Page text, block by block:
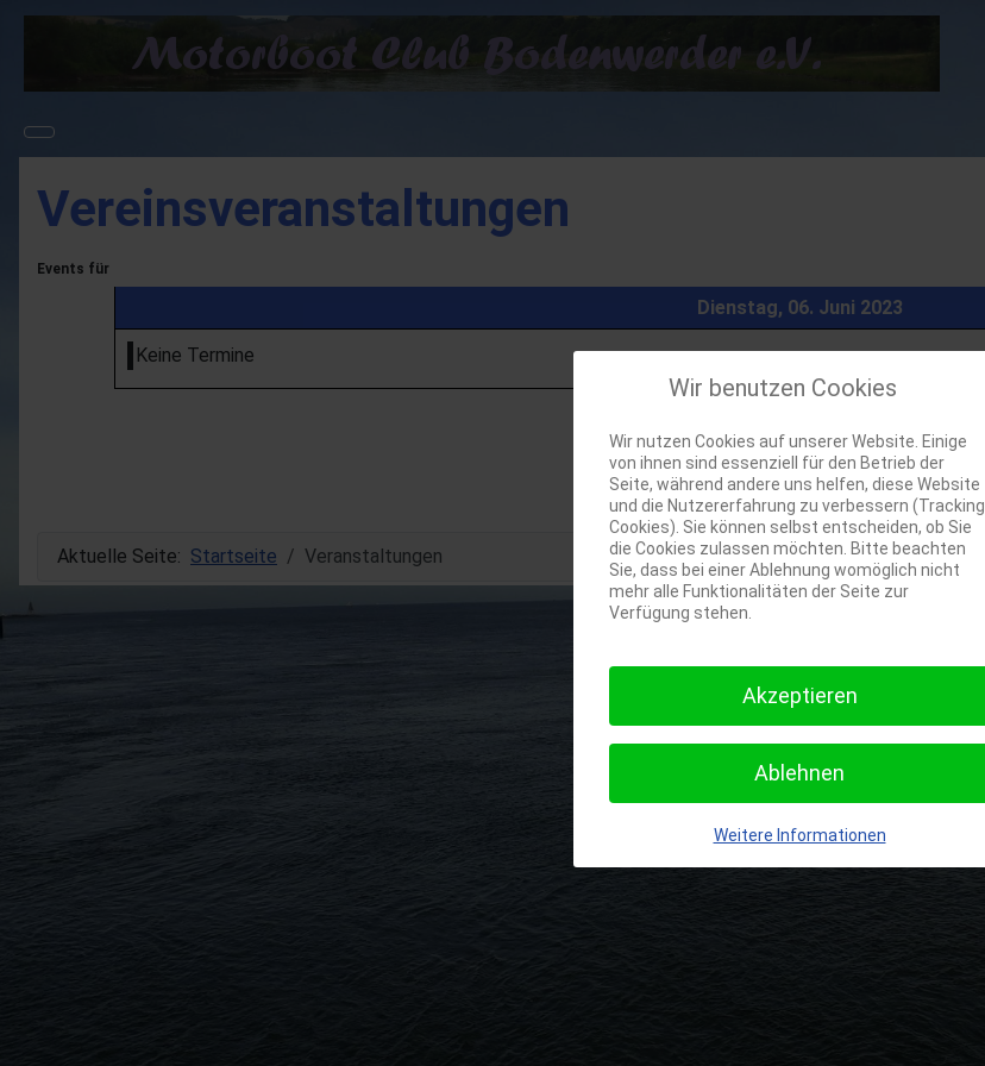
Vereinsveranstaltungen
Events für
Dienstag, 06. Juni 2023
Keine Termine
Aktuelle Seite: Startseite Veranstaltungen
Wir benutzen Cookies
Wir nutzen Cookies auf unserer Website. Einige
von ihnen sind essenziell für den Betrieb der
Seite, während andere uns helfen, diese Website
und die Nutzererfahrung zu verbessern (Tracking
Cookies). Sie können selbst entscheiden, ob Sie
die Cookies zulassen möchten. Bitte beachten
Sie, dass bei einer Ablehnung womöglich nicht
mehr alle Funktionalitäten der Seite zur
Verfügung stehen.
Akzeptieren
Ablehnen
Weitere Informationen